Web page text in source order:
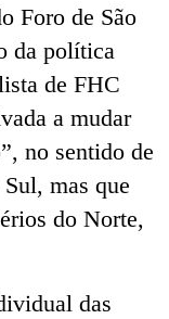
Foro de São
da política
de FHC
a mudar
no sentido de
mas que
do Norte,
das